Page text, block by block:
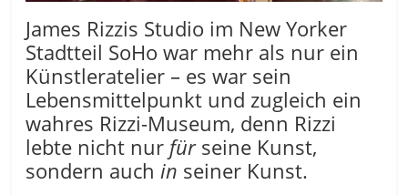
James Rizzis Studio im New Yorker
Stadtteil SoHo war mehr als nur ein
Künstleratelier – es war sein
Lebensmittelpunkt und zugleich ein
wahres Rizzi-Museum, denn Rizzi
lebte nicht nur fürseine Kunst,
sondern auch in seiner Kunst.